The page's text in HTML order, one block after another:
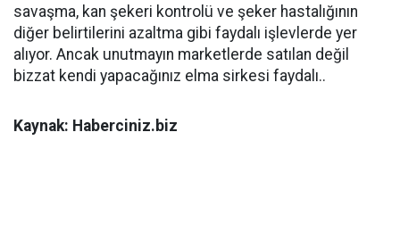
savaşma, kan şekeri kontrolü ve şeker hastalığının
diğer belirtilerini azaltma gibi faydalı işlevlerde yer
alıyor. Ancak unutmayın marketlerde satılan değil
bizzat kendi yapacağınız elma sirkesi faydalı..
Kaynak: Haberciniz.biz